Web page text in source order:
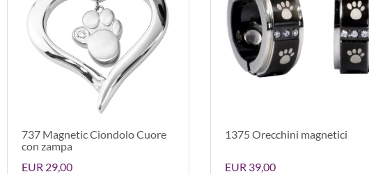
737 Magnetic Ciondolo Cuore
con zampa
EUR 29,00
1375 Orecchini magnetici
EUR 39,00